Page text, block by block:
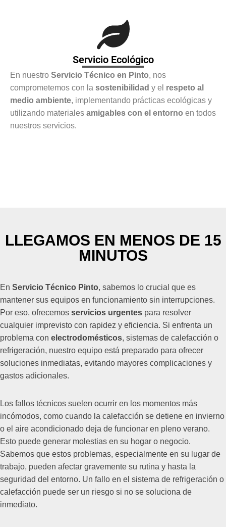
Servicio Ecológico
En nuestro Servicio Técnico en Pinto, nos
comprometemos con la sostenibilidad y el respeto al
medio ambiente, implementando prácticas ecológicas y
utilizando materiales amigables con el entorno en todos
nuestros servicios.
LLEGAMOS EN MENOS DE 15
MINUTOS
En Servicio Técnico Pinto, sabemos lo crucial que es
mantener sus equipos en funcionamiento sin interrupciones.
Por eso, ofrecemos servicios urgentes para resolver
cualquier imprevisto con rapidez y eficiencia. Si enfrenta un
problema con electrodomésticos, sistemas de calefacción o
refrigeración, nuestro equipo está preparado para ofrecer
soluciones inmediatas, evitando mayores complicaciones y
gastos adicionales.
Los fallos técnicos suelen ocurrir en los momentos más
incómodos, como cuando la calefacción se detiene en invierno
o el aire acondicionado deja de funcionar en pleno verano.
Esto puede generar molestias en su hogar o negocio.
Sabemos que estos problemas, especialmente en su lugar de
trabajo, pueden afectar gravemente su rutina y hasta la
seguridad del entorno. Un fallo en el sistema de refrigeración o
calefacción puede ser un riesgo si no se soluciona de
inmediato.